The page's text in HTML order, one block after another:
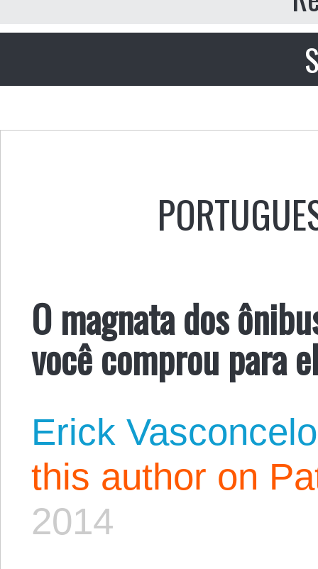
O magnata dos
você comprou para
Erick
this author on
2014